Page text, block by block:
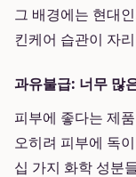
그 배경에는 현대
킨케어 습관이 자
과유불급: 너무 많
피부에 좋다는 제
오히려 피부에 독
십 가지 화학 성분